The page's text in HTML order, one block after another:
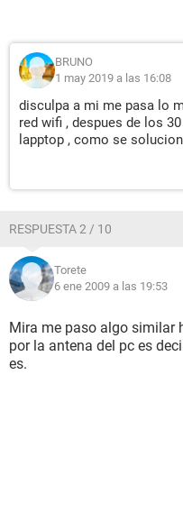
BRUNO
1 may 2019 a las 16:08
disculpa a mi me pasa lo
red wifi , despues de los
lapptop , como se
RESPUESTA 2 / 10
Torete
6 ene 2009 a las 19:53
Mira me paso algo similar
por la antena del pc es
es.